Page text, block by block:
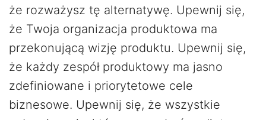
że rozważysz tę alternatywę. Upewnij się,
że Twoja organizacja produktowa ma
przekonującą wizję produktu. Upewnij się,
że każdy zespół produktowy ma jasno
zdefiniowane i priorytetowe cele
biznesowe. Upewnij się, że wszystkie